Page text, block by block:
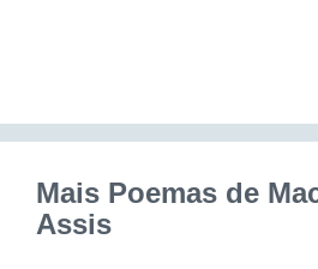
Mais Poemas de
Assis